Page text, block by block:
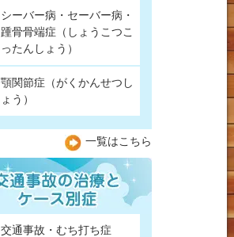
シーバー病・セーバー病・
踵骨骨端症（しょうこつこ
ったんしょう）
顎関節症（がくかんせつし
ょう）
一覧はこちら
交通事故・むち打ち症